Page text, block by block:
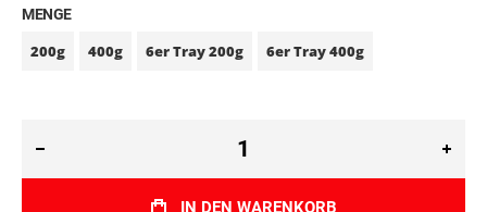
MENGE
200g 400g 6er Tray 200g 6er Tray 400g
IN DEN WARENKORB